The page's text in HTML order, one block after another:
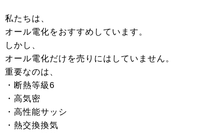
私たちは、
オール電化をおすすめしています。
しかし、
オール電化だけを売りにはしていません。
重要なのは、
・断熱等級6
・高気密
・高性能サッシ
・熱交換換気